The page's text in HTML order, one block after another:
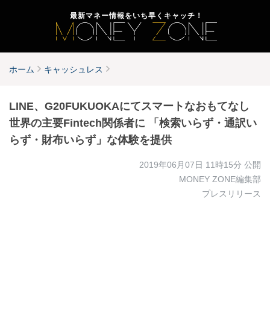
最新マネー情報をいち早くキャッチ！
ホーム キャッシュレス
LINE、G20FUKUOKAにてスマートなおもてなし
世界の主要Fintech関係者に 「検索いらず・通訳い
らず・財布いらず」な体験を提供
2019年06月07日 11時15分 公開
MONEY ZONE編集部
プレスリリース